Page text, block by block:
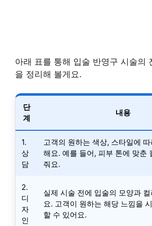
아래 표를 통해 입술 반영구 시술의
을 정리해 볼게요.
단
계
내용
1.
상
담
고객의 원하는 색상, 스타일에
해요. 예를 들어, 피부 톤에 맞춘
줘요.
2.
디
자
인
실제 시술 전에 입술의 모양과
요. 고객이 원하는 해당 느낌을
할 수 있어요.